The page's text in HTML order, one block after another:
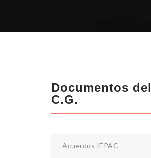
Documentos del
C.G.
Acuerdos IEPAC